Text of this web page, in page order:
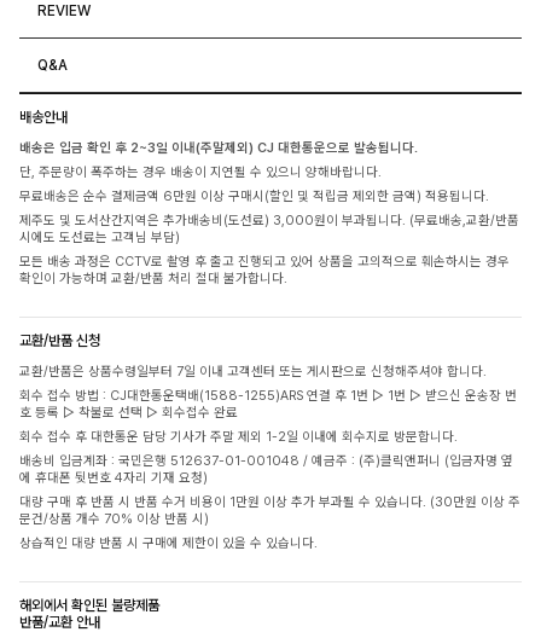
REVIEW
Q&A
배송안내
배송은 입금 확인 후 2~3일 이내(주말제외) CJ 대한통운으로 발송됩니다.
단, 주문량이 폭주하는 경우 배송이 지연될 수 있으니 양해바랍니다.
무료배송은 순수 결제금액 6만원 이상 구매시(할인 및 적립금 제외한 금액) 적용됩니다.
제주도 및 도서산간지역은 추가배송비(도선료) 3,000원이 부과됩니다. (무료배송,교환/반품
시에도 도선료는 고객님 부담)
모든 배송 과정은 CCTV로 촬영 후 출고 진행되고 있어 상품을 고의적으로 훼손하시는 경우
확인이 가능하며 교환/반품 처리 절대 불가합니다.
교환/반품 신청
교환/반품은 상품수령일부터 7일 이내 고객센터 또는 게시판으로 신청해주셔야 합니다.
회수 접수 방법 : CJ대한통운택배(1588-1255)ARS 연결 후 1번 ▷ 1번 ▷ 받으신 운송장 번
호 등록 ▷ 착불로 선택 ▷ 회수접수 완료
회수 접수 후 대한통운 담당 기사가 주말 제외 1-2일 이내에 회수지로 방문합니다.
배송비 입금계좌 : 국민은행 512637-01-001048 / 예금주 : (주)클릭앤퍼니 (입금자명 옆
에 휴대폰 뒷번호 4자리 기재 요청)
대량 구매 후 반품 시 반품 수거 비용이 1만원 이상 추가 부과될 수 있습니다. (30만원 이상 주
문건/상품 개수 70% 이상 반품 시)
상습적인 대량 반품 시 구매에 제한이 있을 수 있습니다.
해외에서 확인된 불량제품
반품/교환 안내